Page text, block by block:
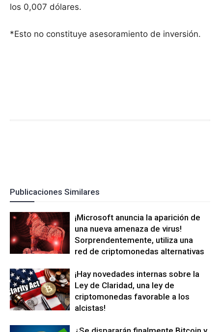
los 0,007 dólares.
*Esto no constituye asesoramiento de inversión.
Publicaciones Similares
¡Microsoft anuncia la aparición de
una nueva amenaza de virus!
Sorprendentemente, utiliza una
red de criptomonedas alternativas
¡Hay novedades internas sobre la
Ley de Claridad, una ley de
criptomonedas favorable a los
alcistas!